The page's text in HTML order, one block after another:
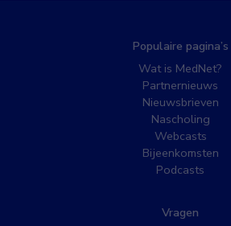
Populaire pagina’s
Wat is MedNet?
Partnernieuws
Nieuwsbrieven
Nascholing
Webcasts
Bijeenkomsten
Podcasts
Vragen